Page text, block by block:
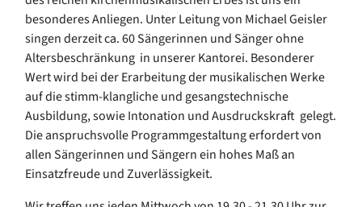
besonderes Anliegen. Unter Leitung von Michael Geisler
singen derzeit ca. 60 Sängerinnen und Sänger ohne
Altersbeschränkung in unserer Kantorei. Besonderer
Wert wird bei der Erarbeitung der musikalischen Werke
auf die stimm-klangliche und gesangstechnische
Ausbildung, sowie Intonation und Ausdruckskraft gelegt.
Die anspruchsvolle Programmgestaltung erfordert von
allen Sängerinnen und Sängern ein hohes Maß an
Einsatzfreude und Zuverlässigkeit.